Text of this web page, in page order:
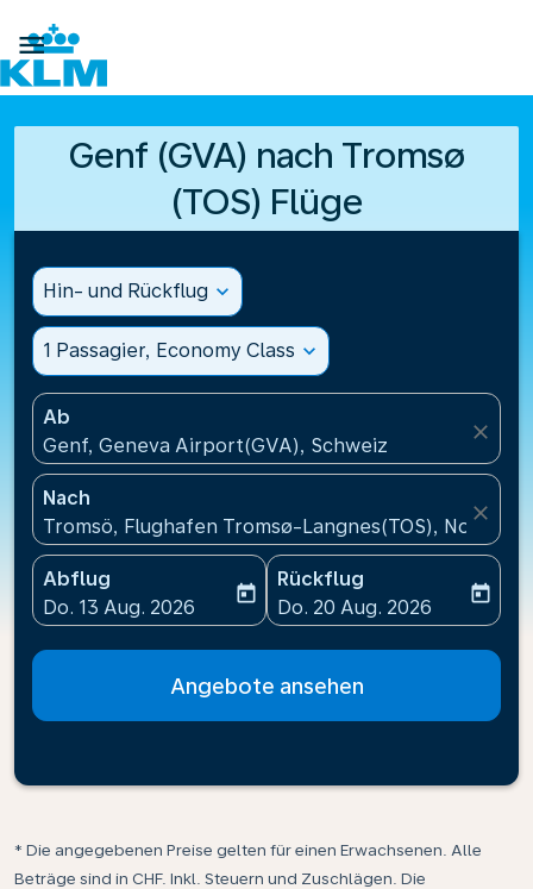

Genf (GVA) nach Tromsø
(TOS) Flüge
Hin- und Rückflug expand_more
1 Passagier, Economy Class expand_more
Ab
Genf, Geneva Airport(GVA), Schweiz
close
Nach
Tromsö, Flughafen Tromsø-Langnes(TOS),
close
Abflug
fc-booking-departure-date-aria-label
Do. 13 Aug. 2026
today
Rückflug
fc-booking-return-date-
Do. 20 Aug. 2026
today
Angebote ansehen
* Die angegebenen Preise gelten für einen Erwachsenen. Alle
Beträge sind in CHF. Inkl. Steuern und Zuschlägen. Die